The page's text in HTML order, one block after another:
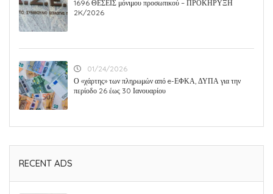
1696 ΘΕΣΕΙΣ μόνιμου προσωπικού – ΠΡΟΚΗΡΥΞΗ
2K/2026
01/24/2026
Ο «χάρτης» των πληρωμών από e-ΕΦΚΑ, ΔΥΠΑ για την
περίοδο 26 έως 30 Ιανουαρίου
RECENT ADS